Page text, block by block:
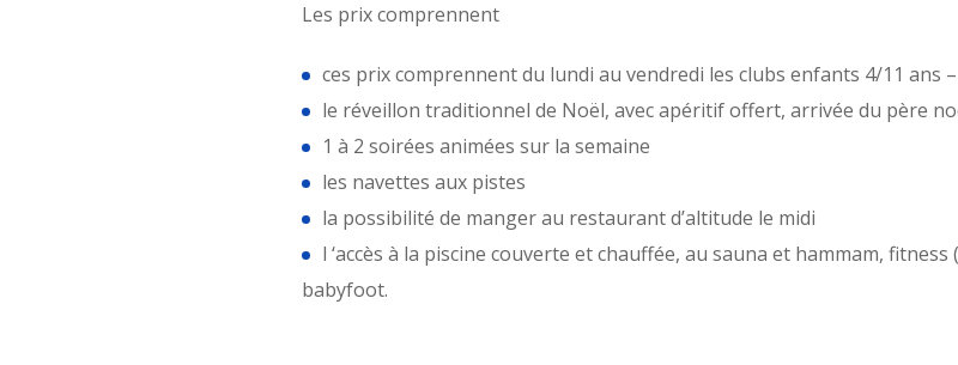
Les prix comprennent
ces prix comprennent du lundi au vendredi les clubs enfants 4/11 ans
le réveillon traditionnel de Noël, avec apéritif offert, arrivée du père
1 à 2 soirées animées sur la semaine
les navettes aux pistes
la possibilité de manger au restaurant d’altitude le midi
l ‘accès à la piscine couverte et chauffée, au sauna et hammam,
babyfoot.